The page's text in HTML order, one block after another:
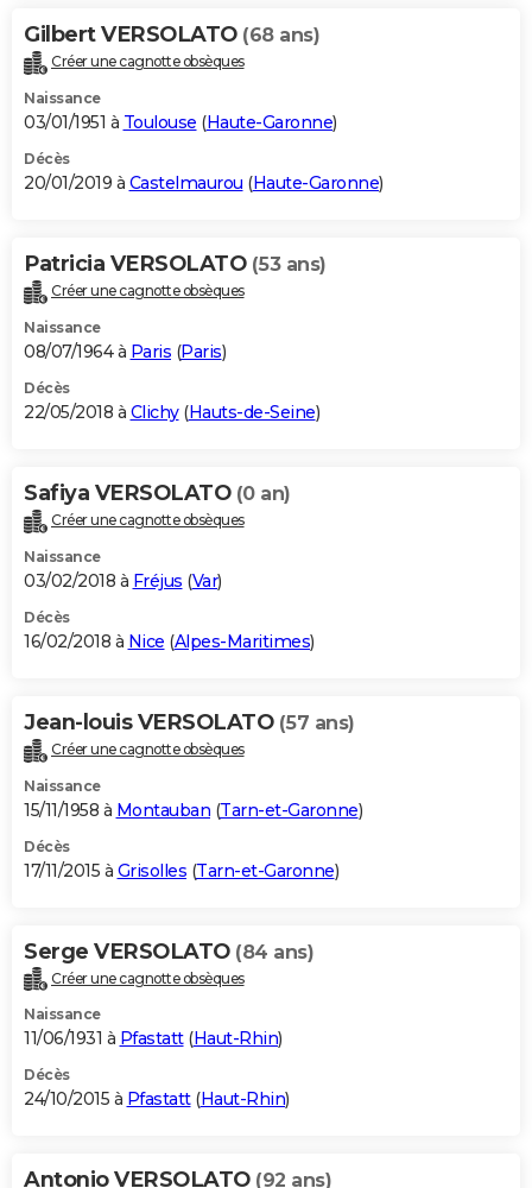
Gilbert VERSOLATO (68 ans)
Créer une cagnotte obsèques
Naissance
03/01/1951 à Toulouse (Haute-Garonne)
Décès
20/01/2019 à Castelmaurou (Haute-Garonne)
Patricia VERSOLATO (53 ans)
Créer une cagnotte obsèques
Naissance
08/07/1964 à Paris (Paris)
Décès
22/05/2018 à Clichy(Hauts-de-Seine)
Safiya VERSOLATO (0 an)
Créer une cagnotte obsèques
Naissance
03/02/2018 à Fréjus (Var)
Décès
16/02/2018 à Nice (Alpes-Maritimes)
Jean-louis VERSOLATO (57 ans)
Créer une cagnotte obsèques
Naissance
15/11/1958 à Montauban (Tarn-et-Garonne)
Décès
17/11/2015 à Grisolles (Tarn-et-Garonne)
Serge VERSOLATO (84 ans)
Créer une cagnotte obsèques
Naissance
11/06/1931 à Pfastatt(Haut-Rhin)
Décès
24/10/2015 à Pfastatt(Haut-Rhin)
Antonio VERSOLATO (92 ans)